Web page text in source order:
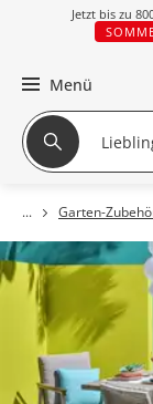
Jetzt bis zu
Menü
Garten-